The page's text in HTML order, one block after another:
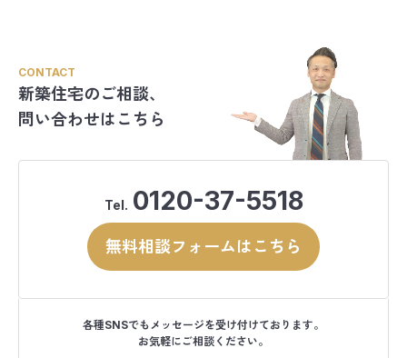
CONTACT
新築住宅のご相談、
問い合わせはこちら
Tel. 0120-37-5518
無料相談フォームはこちら
各種SNSでもメッセージを受け付けております。
お気軽にご相談ください。